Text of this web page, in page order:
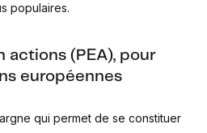
populaires.
actions (PEA), pour
européennes
qui permet de se constituer